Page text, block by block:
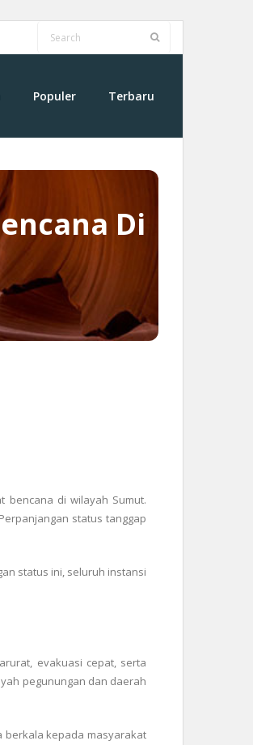
Populer Terbaru
Di
bencana di wilayah Sumut.
status tanggap
status ini, seluruh instansi
evakuasi cepat, serta
pegunungan dan daerah
berkala kepada masyarakat